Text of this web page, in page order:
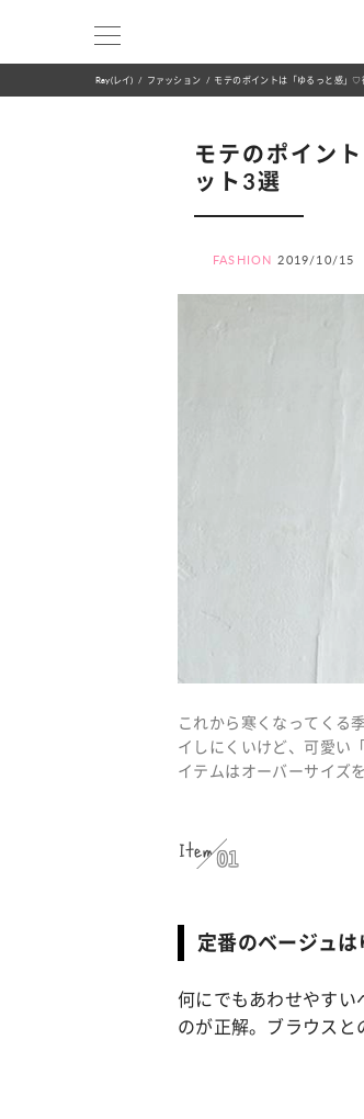
Ray(レイ) ファッション モテのポイントは「ゆるっと感」
モテのポイン
ット3選
FASHION 2019/10/15
これから寒くなってくる
イしにくいけど、可愛い
イテムはオーバーサイズ
Item 01
定番のベージュ
何にでもあわせやす
のが正解。ブラウスと